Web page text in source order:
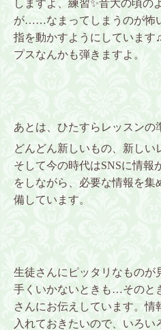
しますよ、練習✨音大の頃の
が……なまってしまうのが怖
指を動かすようにしています
プスなんかも弾きますよ。
あとは、ひたすらレッスンの
どんどん新しいもの、新しい
そして今の時代はSNSに情報
をしながら、必要な情報を
備しています。
生徒さんにピッタリなものが
手くいかないときも…そのと
さんにお伝えしています。情
入れておきたいので、いろい